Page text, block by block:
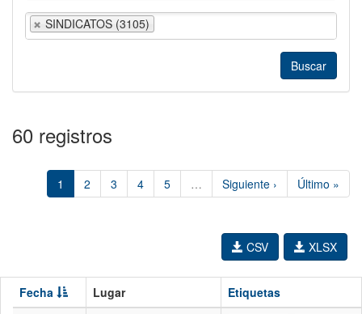
SINDICATOS (3105)
60 registros
1 2 3 4 5 … Siguiente › Último »
XLSX
CSV
Fecha Lugar
Etiquetas